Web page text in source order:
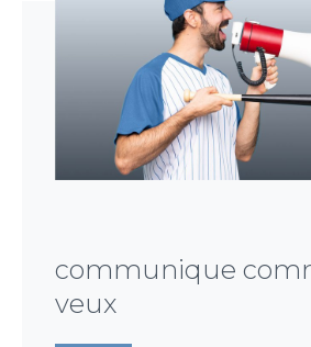
communique
veux